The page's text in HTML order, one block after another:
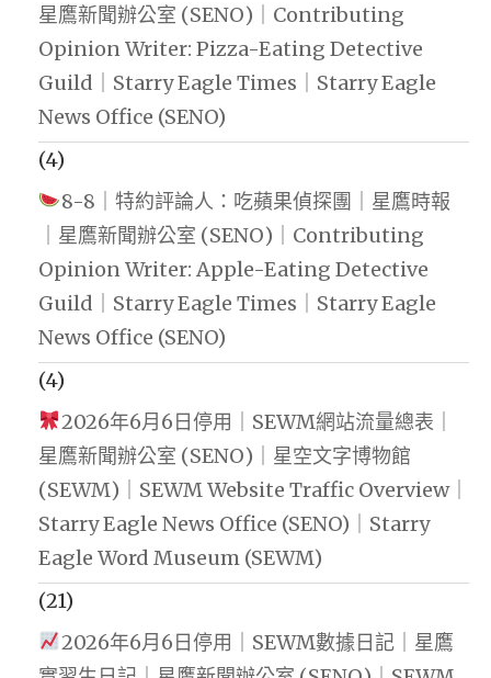
星鷹新聞辦公室 (SENO)｜Contributing
Opinion Writer: Pizza-Eating Detective
Guild｜Starry Eagle Times｜Starry Eagle
News Office (SENO)
(4)
8-8｜特約評論人：吃蘋果偵探團｜星鷹時報
｜星鷹新聞辦公室 (SENO)｜Contributing
Opinion Writer: Apple-Eating Detective
Guild｜Starry Eagle Times｜Starry Eagle
News Office (SENO)
(4)
2026年6月6日停用｜SEWM網站流量總表｜
星鷹新聞辦公室 (SENO)｜星空文字博物館
(SEWM)｜SEWM Website Traffic Overview｜
Starry Eagle News Office (SENO)｜Starry
Eagle Word Museum (SEWM)
(21)
2026年6月6日停用｜SEWM數據日記｜星鷹